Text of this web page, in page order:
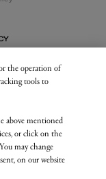
the operation of
tools to
above mentioned
or click on the
may change
on our website